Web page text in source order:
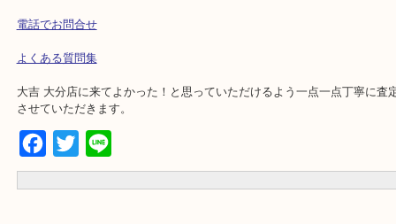
・オープンして7年間、店長一人で接客しておりますので すぐに顔
・店舗前に10台分の無料駐車場がございますのでお車でのご来店も
・事前連絡いただければ営業時間終了後の鑑定も相談可能！
☆お問合せは下記よりどうぞ☆
電話でお問合せ